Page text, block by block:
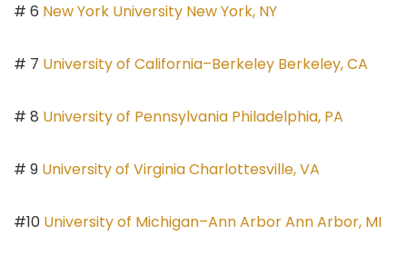
# 6 New York University New York, NY
# 7 University of California–Berkeley Berkeley, CA
# 8 University of Pennsylvania Philadelphia, PA
# 9 University of Virginia Charlottesville, VA
#10 University of Michigan–Ann Arbor Ann Arbor, MI